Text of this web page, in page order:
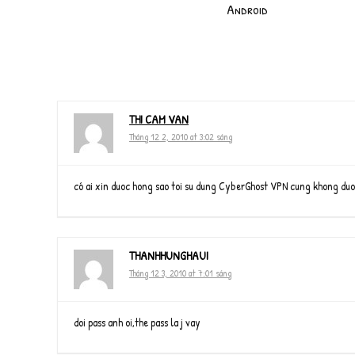
Android
THI CAM VAN
Tháng 12 2, 2010 at 3:02 sáng
có ai xin duoc hong sao toi su dung CyberGhost VPN cung khong
THANHHUNGHAUI
Tháng 12 3, 2010 at 7:01 sáng
doi pass anh oi,the pass la j vay